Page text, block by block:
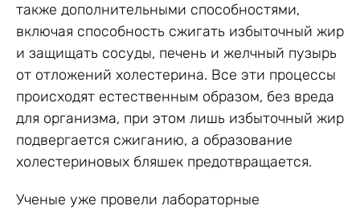
также дополнительными способностями,
включая способность сжигать избыточный жир
и защищать сосуды, печень и желчный пузырь
от отложений холестерина. Все эти процессы
происходят естественным образом, без вреда
для организма, при этом лишь избыточный жир
подвергается сжиганию, а образование
холестериновых бляшек предотвращается.
Ученые уже провели лабораторные